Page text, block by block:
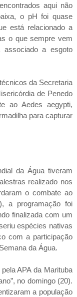
aqui não
o pH foi quase
está relacionado a
o que sempre vem
a esgoto
da Secretaria
de Penedo
ao Aedes aegypti,
para capturar
da Água tiveram
realizado nos
o combate ao
a programação foi
finalizada com um
espécies nativas
com a participação
da Água.
APA da Marituba
no domingo (20).
a população